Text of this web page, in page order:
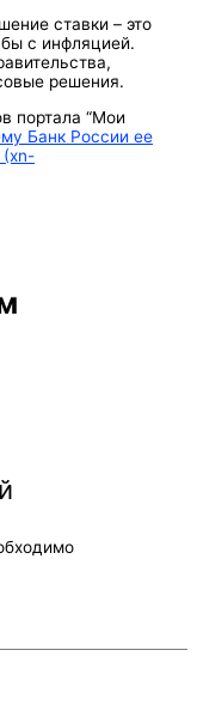
ставки – это
с инфляцией.
решения.
портала “Мои
Банк России ее